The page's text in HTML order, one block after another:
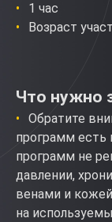
1 час
Возраст
Что нужно
Обратите
программ есть
программ не
давлении,
венами и
на